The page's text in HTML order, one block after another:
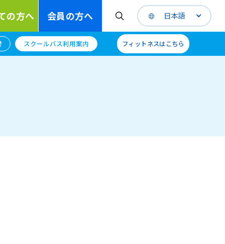
の方へ 会員の方へ 日本語
スクールバス利用案内 フィットネスはこちら